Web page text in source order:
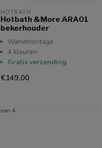
HOTBATH
Hotbath &More ARA01
bekerhouder
Wandmontage
4 kleuren
Gratis verzending
€149,00
van 4